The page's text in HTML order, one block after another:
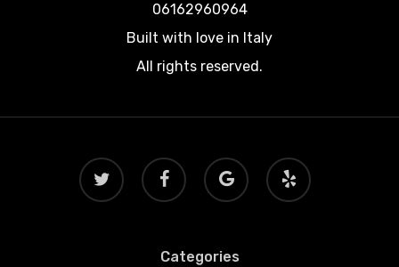
06162960964
Built with love in Italy
All rights reserved.
twitter facebook
google-
plus
yelp
Categories